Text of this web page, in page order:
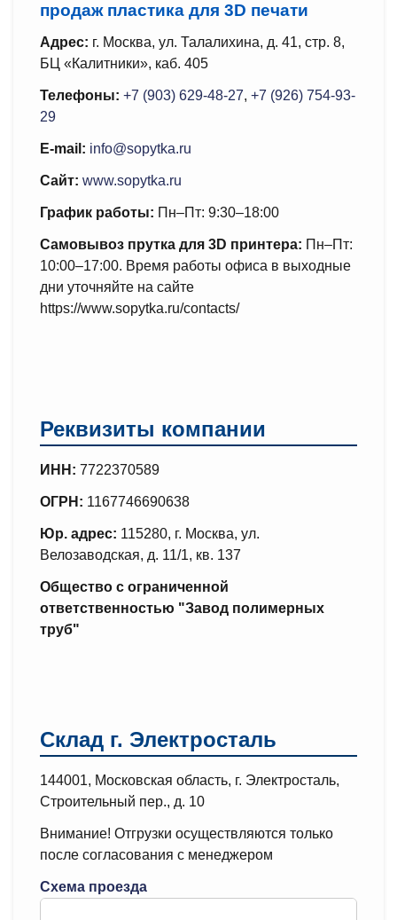
продаж пластика для 3D печати
Адрес: г. Москва, ул. Талалихина, д. 41, стр. 8,
БЦ «Калитники», каб. 405
Телефоны: +7 (903) 629-48-27, +7 (926) 754-93-
29
E-mail: info@sopytka.ru
Сайт: www.sopytka.ru
График работы: Пн–Пт: 9:30–18:00
Самовывоз прутка для 3D принтера: Пн–Пт:
10:00–17:00. Время работы офиса в выходные
дни уточняйте на сайте
https://www.sopytka.ru/contacts/
Реквизиты компании
ИНН: 7722370589
ОГРН: 1167746690638
Юр. адрес: 115280, г. Москва, ул.
Велозаводская, д. 11/1, кв. 137
Общество с ограниченной
ответственностью "Завод полимерных
труб"
Склад г. Электросталь
144001, Московская область, г. Электросталь,
Строительный пер., д. 10
Внимание! Отгрузки осуществляются только
после согласования с менеджером
Схема проезда